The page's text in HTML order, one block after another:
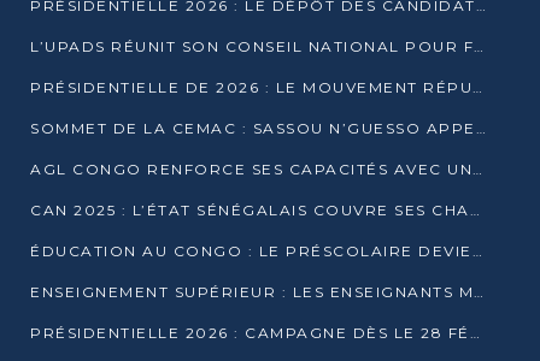
PRÉSIDENTIELLE 2026 : LE DÉPÔT DES CANDIDATURES OUVERT DU 29 JANVIER AU 12 FÉVRIER
L’UPADS RÉUNIT SON CONSEIL NATIONAL POUR FIXER SA LIGNE POLITIQUE À DEUX MOIS DE LA PRÉSIDENTIELLE
PRÉSIDENTIELLE DE 2026 : LE MOUVEMENT RÉPUBLICAIN DÉNONCE UNE CONVOCATION ÉLECTORALE « OPAQUE ET PRÉCIPITÉE »
SOMMET DE LA CEMAC : SASSOU N’GUESSO APPELLE À LA VIGILANCE FACE AUX RISQUES ÉCONOMIQUES
AGL CONGO RENFORCE SES CAPACITÉS AVEC UNE GRUE DE 250 TONNES
CAN 2025 : L’ÉTAT SÉNÉGALAIS COUVRE SES CHAMPIONS D’AFRIQUE DE RÉCOMPENSES EXCEPTIONNELLES
ÉDUCATION AU CONGO : LE PRÉSCOLAIRE DEVIENT OBLIGATOIRE, LE BTS CONSACRÉ DIPLÔME D’ÉTAT
ENSEIGNEMENT SUPÉRIEUR : LES ENSEIGNANTS MAINTIENNENT LA GRÈVE ET EXIGENT UN ACCORD ÉCRIT AVEC L’ÉTAT
PRÉSIDENTIELLE 2026 : CAMPAGNE DÈS LE 28 FÉVRIER, SCRUTIN LES 12 ET 15 MARS